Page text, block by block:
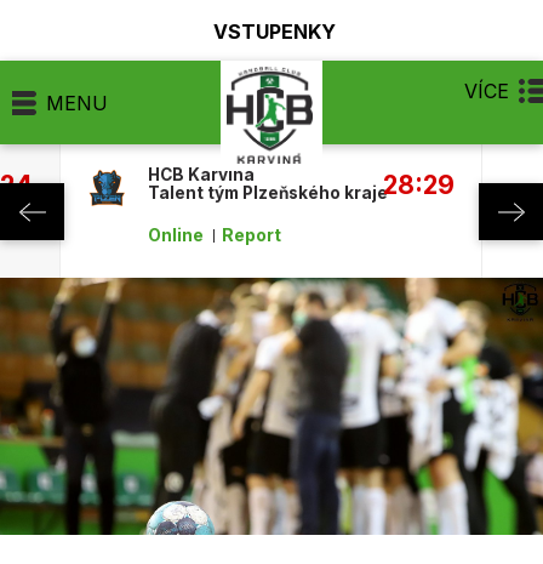
VSTUPENKY
MENU VÍCE
HCB Karviná
Talent tým Plzeňského kraje28:29
Online Report